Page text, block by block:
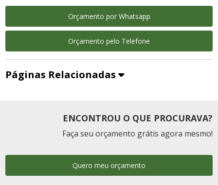
Orçamento por Whatsapp
Orçamento pelo Telefone
Páginas Relacionadas
ENCONTROU O QUE PROCURAVA?
Faça seu orçamento grátis agora mesmo!
Quero meu orçamento